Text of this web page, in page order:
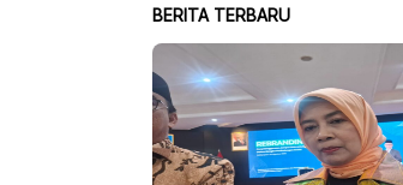
BERITA TERBARU